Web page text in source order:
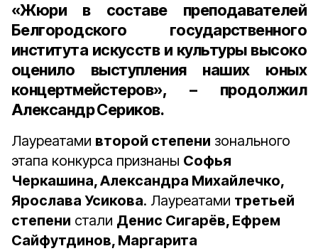
«Жюри в составе преподавателей
Белгородского государственного
института искусств и культуры высоко
оценило выступления наших юных
концертмейстеров», – продолжил
Александр Сериков.
Лауреатами второй степени зонального
этапа конкурса признаны Софья
Черкашина, Александра Михайлечко,
Ярослава Усикова. Лауреатами третьей
степени стали Денис Сигарёв, Ефрем
Сайфутдинов, Маргарита